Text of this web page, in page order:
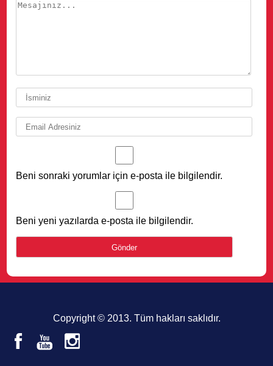
Beni sonraki yorumlar için e-posta ile bilgilendir.
Beni yeni yazılarda e-posta ile bilgilendir.
Copyright © 2013. Tüm hakları saklıdır.